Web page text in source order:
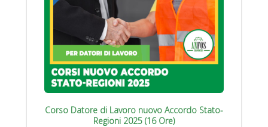
Corso Datore di Lavoro nuovo Accordo Stato-
Regioni 2025 (16 Ore)